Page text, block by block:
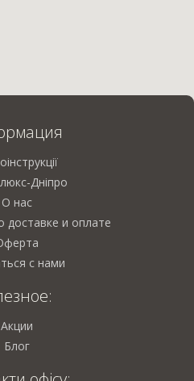
Дніпро
О нас
и оплате
с нами
Акции
Блог